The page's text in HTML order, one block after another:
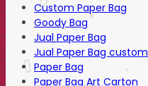
Custom Paper Bag
Goody Bag
Jual Paper Bag
Jual Paper Bag custom
Paper Bag
Paper Bag Art Carton